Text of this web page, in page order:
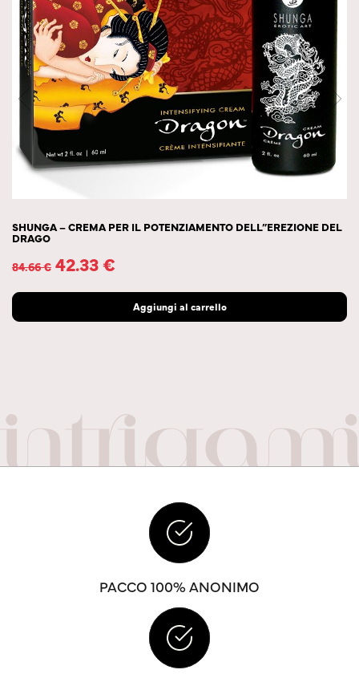
SHUNGA – CREMA PER IL POTENZIAMENTO DELL”EREZIONE DEL
DRAGO
84.66€ 42.33€
Aggiungi al carrello
PACCO 100% ANONIMO